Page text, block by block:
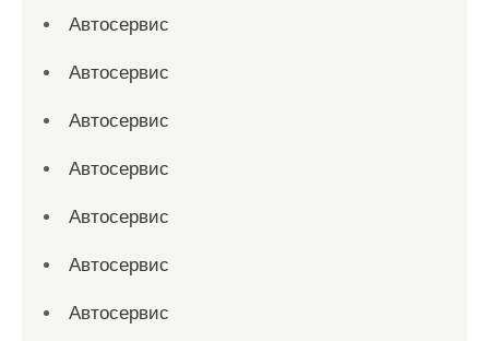
Автосервис
Автосервис
Автосервис
Автосервис
Автосервис
Автосервис
Автосервис